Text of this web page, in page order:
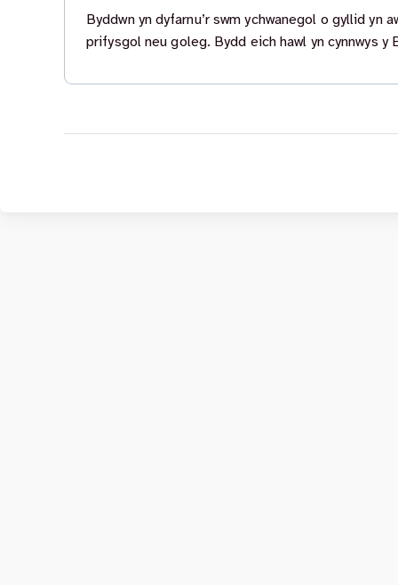
Byddwn yn dyfarnu’r swm ychwanegol o gyllid
prifysgol neu goleg. Bydd eich hawl yn cynnwys